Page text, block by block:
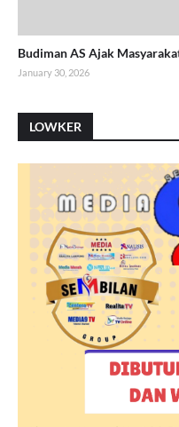
Budiman AS Ajak
January 30, 2026
LOWKER